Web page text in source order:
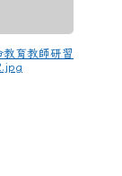
教育教師研習